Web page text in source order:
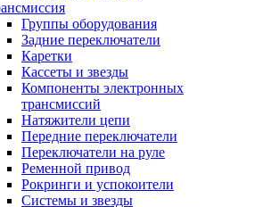
Группы оборудования
Задние переключатели
Каретки
Кассеты и звезды
Компоненты электронных
трансмиссий
Натяжители цепи
Передние переключатели
Переключатели на руле
Ременной привод
Рокринги и успокоители
Системы и звезды